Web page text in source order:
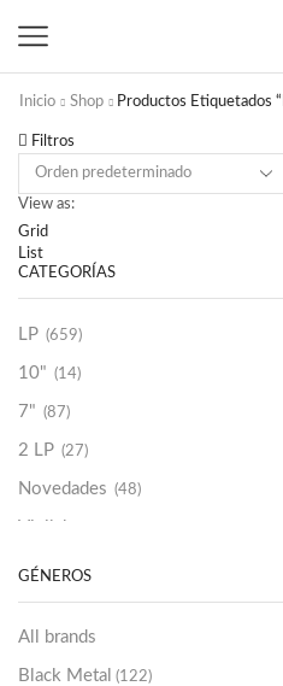
Inicio Shop Productos Etiquetados
Filtros
View as:
Grid
List
CATEGORÍAS
LP (659)
10" (14)
7" (87)
2 LP (27)
Novedades (48)
Vinilako
Sold Out
GÉNEROS
All brands
Black Metal (122)